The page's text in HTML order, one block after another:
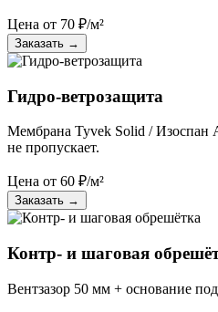
Цена от 70 ₽/м²
Заказать →
Гидро-ветрозащита
Мембрана Tyvek Solid / Изоспан
не пропускает.
Цена от 60 ₽/м²
Заказать →
Контр- и шаговая
Вентзазор 50 мм + основание